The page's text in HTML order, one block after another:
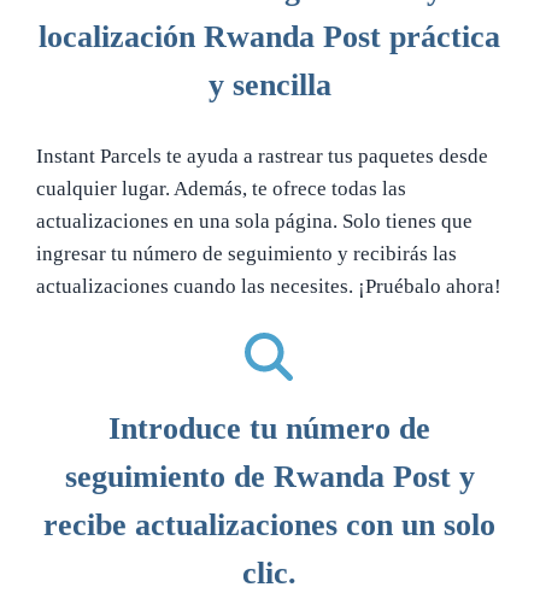
localización Rwanda Post práctica
y sencilla
Instant Parcels te ayuda a rastrear tus paquetes desde
cualquier lugar. Además, te ofrece todas las
actualizaciones en una sola página. Solo tienes que
ingresar tu número de seguimiento y recibirás las
actualizaciones cuando las necesites. ¡Pruébalo ahora!
Introduce tu número de
seguimiento de Rwanda Post y
recibe actualizaciones con un solo
clic.